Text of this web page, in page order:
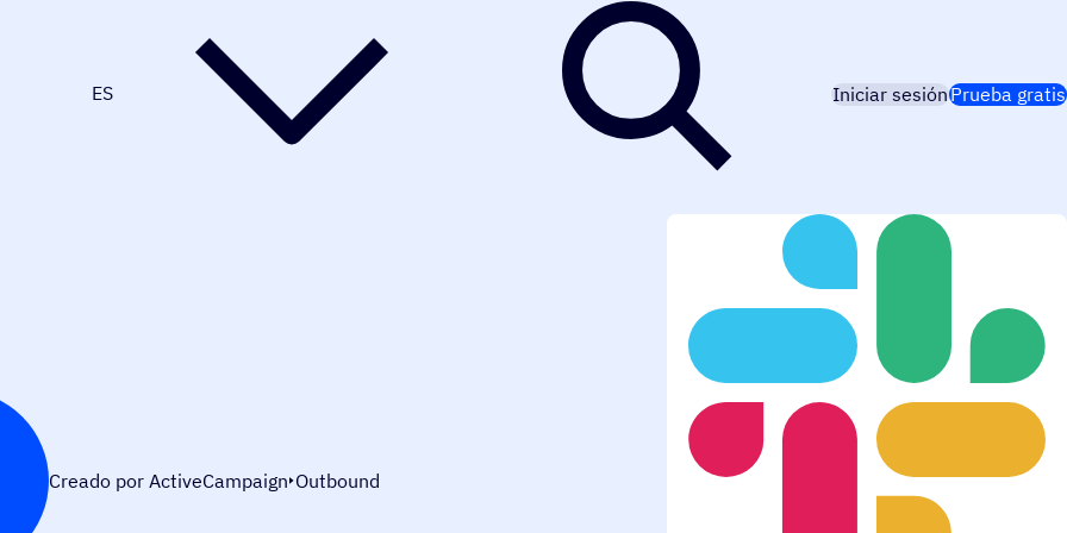
ES Iniciar sesiónPrueba gratis
Creado por ActiveCampaign Outbound